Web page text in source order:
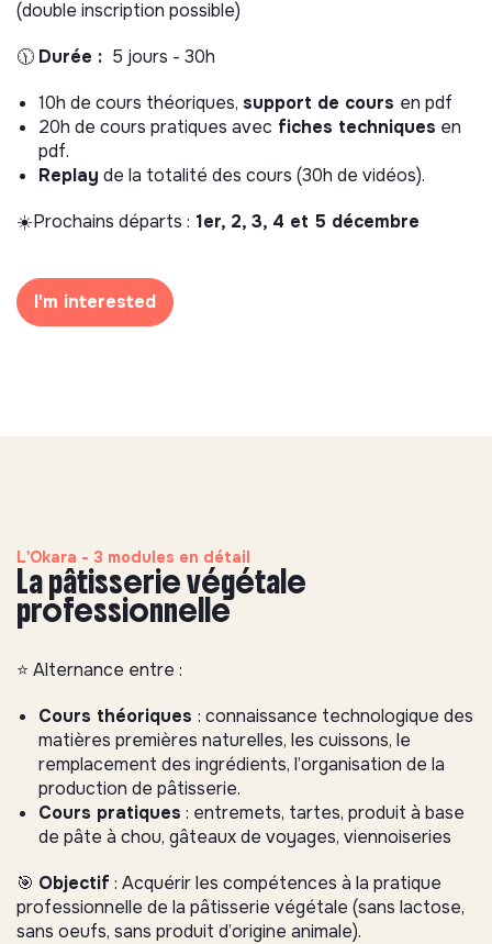
(double inscription possible)
🕦 Durée : 5 jours - 30h
10h de cours théoriques, support de cours en pdf
20h de cours pratiques avec fiches techniques en
pdf.
Replay de la totalité des cours (30h de vidéos).
☀️Prochains départs : 1er, 2, 3, 4 et 5 décembre
I'm interested
L'Okara - 3 modules en détail
La pâtisserie végétale
professionnelle
⭐️ Alternance entre :
Cours théoriques : connaissance technologique des
matières premières naturelles, les cuissons, le
remplacement des ingrédients, l’organisation de la
production de pâtisserie.
Cours pratiques : entremets, tartes, produit à base
de pâte à chou, gâteaux de voyages, viennoiseries
🎯 Objectif : Acquérir les compétences à la pratique
professionnelle de la pâtisserie végétale (sans lactose,
sans oeufs, sans produit d’origine animale).